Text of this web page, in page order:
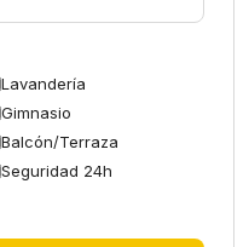
Lavandería
Gimnasio
Balcón/Terraza
Seguridad 24h